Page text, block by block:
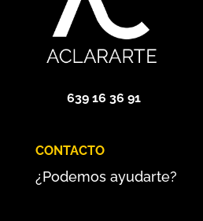
639 16 36 91
CONTACTO
¿Podemos ayudarte?